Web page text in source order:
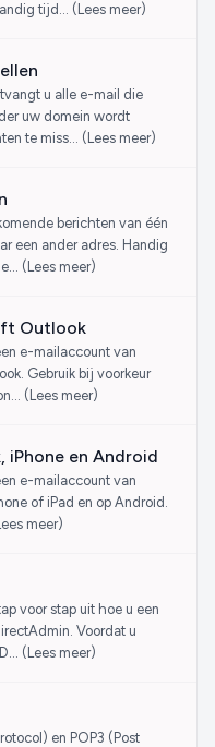
tijd… (Lees meer)
u alle e-mail die
uw domein wordt
te miss… (Lees meer)
berichten van één
een ander adres. Handig
(Lees meer)
Outlook
e-mailaccount van
Gebruik bij voorkeur
(Lees meer)
iPhone en Android
e-mailaccount van
of iPad en op Android.
meer)
voor stap uit hoe u een
Voordat u
(Lees meer)
en POP3 (Post